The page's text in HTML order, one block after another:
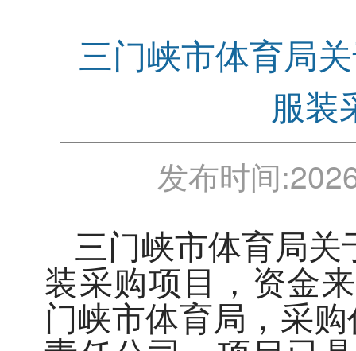
三门峡市体育局
服装
发布时间:
三门峡市体育局关
装采购项目，资金
门峡市体育局，采